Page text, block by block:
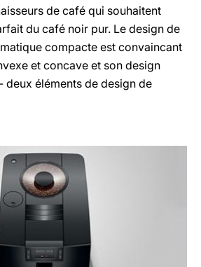
de café qui souhaitent
du café noir pur. Le design de
compacte est convaincant
et concave et son design
deux éléments de design de